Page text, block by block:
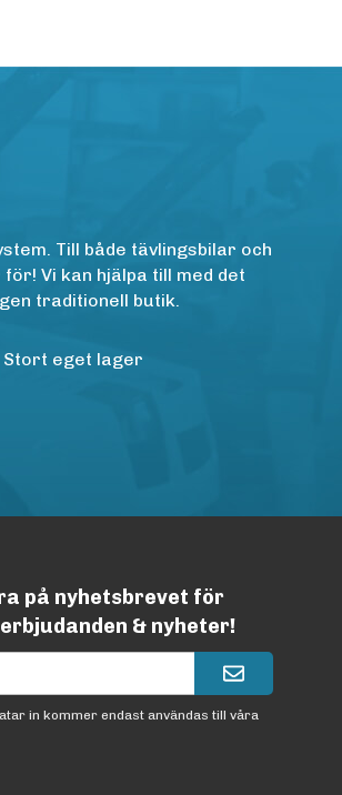
Till både tävlingsbilar och
Vi kan hjälpa till med det
traditionell butik.
Stort eget lager
på nyhetsbrevet för
& nyheter!
in kommer endast användas till våra